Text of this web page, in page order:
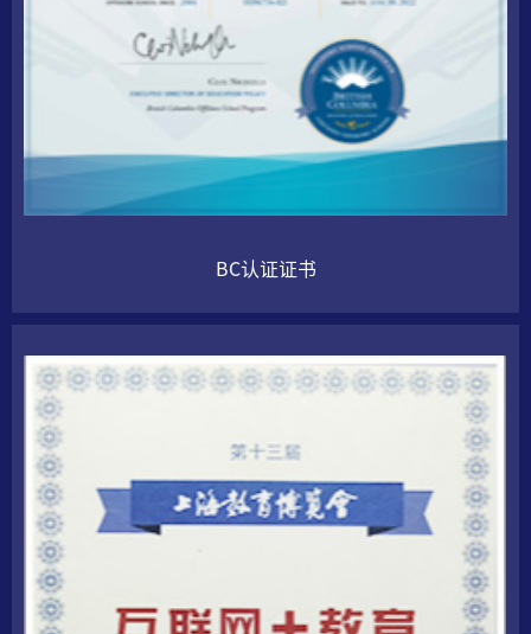
BC认证证书